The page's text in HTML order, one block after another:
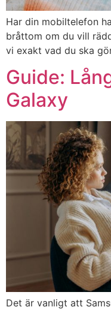
Har din mobiltelefon
bråttom om du vill
vi exakt vad du ska
Guide:
Galaxy
Det är vanligt att